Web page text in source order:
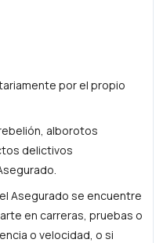
por el propio
alborotos
delictivos
Asegurado se encuentre
en carreras, pruebas o
o velocidad, o si